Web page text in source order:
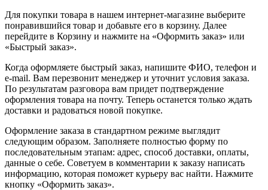
Для покупки товара в нашем интернет-магазине выберите
понравившийся товар и добавьте его в корзину. Далее
перейдите в Корзину и нажмите на «Оформить заказ» или
«Быстрый заказ».
Когда оформляете быстрый заказ, напишите ФИО, телефон и
e-mail. Вам перезвонит менеджер и уточнит условия заказа.
По результатам разговора вам придет подтверждение
оформления товара на почту. Теперь останется только ждать
доставки и радоваться новой покупке.
Оформление заказа в стандартном режиме выглядит
следующим образом. Заполняете полностью форму по
последовательным этапам: адрес, способ доставки, оплаты,
данные о себе. Советуем в комментарии к заказу написать
информацию, которая поможет курьеру вас найти. Нажмите
кнопку «Оформить заказ».